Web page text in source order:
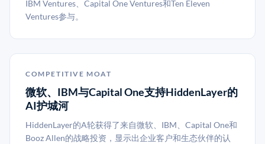
IBM Ventures、Capital One Ventures和Ten Eleven
Ventures参与。
COMPETITIVE MOAT
微软、IBM与Capital One支持HiddenLayer的
AI护城河
HiddenLayer的A轮获得了来自微软、IBM、Capital One和
Booz Allen的战略投资，显示出企业客户和生态伙伴的认